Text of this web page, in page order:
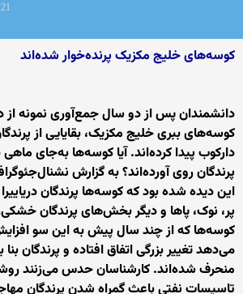
کوسه‌های خلیج مکزیک پرنده‌خوار شده‌اند
دانشمندان پس از دو سال جمع‌آوری نمونه از
کوسه‌های ببری خلیج مکزیک، بقایایی از
دارکوب پیدا کرده‌اند. آیا کوسه‌ها به‌جای
پرندگان روی آورده‌اند؟ به گزارش
این دیده شده بود که کوسه‌ها پرندگان
پر، نوک، پاها و دیگر بخش‌های پرندگان
کوسه‌ها که از چند سال پیش به این سو
می‌دهد تغییر بزرگی اتفاق افتاده و پرندگان
منحرف شده‌اند. کارشناسان حدس می‌زنند
تاسیسات نفتی باعث گمراه شدن پرندگان